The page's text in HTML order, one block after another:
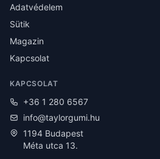
Adatvédelem
Sütik
Magazin
Kapcsolat
KAPCSOLAT
+36 1 280 6567
info@taylorgumi.hu
1194 Budapest
Méta utca 13.